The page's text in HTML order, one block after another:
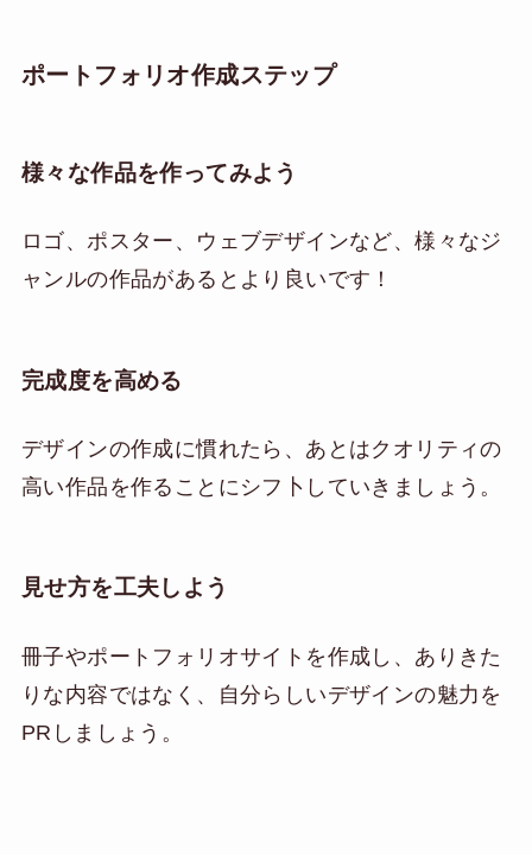
ポートフォリオ作成ステップ
様々な作品を作ってみよう
ロゴ、ポスター、ウェブデザインなど、様々なジ
ャンルの作品があるとより良いです！
完成度を高める
デザインの作成に慣れたら、あとはクオリティの
高い作品を作ることにシフ卜していきましょう。
見せ方を工夫しよう
冊子やポートフォリオサイトを作成し、ありきた
りな内容ではなく、自分らしいデザインの魅力を
PRしましょう。